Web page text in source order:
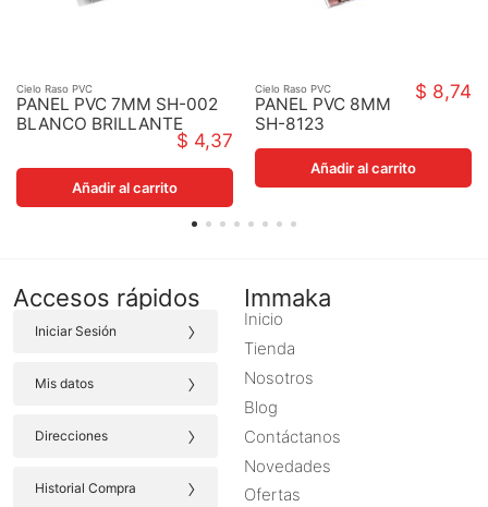
Cielo Raso PVC
PANEL PVC 7MM SH-002
BLANCO BRILLANTE
603MM1212MMX7MM$ 4,37
Añadir al carrito
Cielo Raso PVC
PANEL PVC 8MM
SH-8123
LAMINADO
MADERA
5700MMX250MM
$ 8,74
Añadir al carrito
Accesos rápidos
Iniciar Sesión ›
Mis datos ›
Direcciones ›
Historial Compra ›
Immaka
Inicio
Tienda
Nosotros
Blog
Contáctanos
Novedades
Ofertas